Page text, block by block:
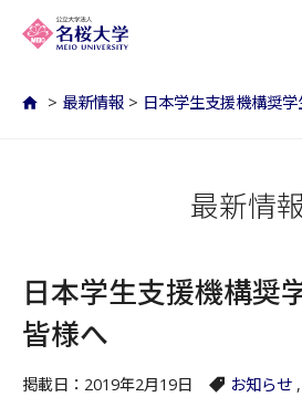
> 最新情報 > 日本学生支援機構奨
最新情報
日本学生支援機構奨
皆様へ
掲載日：2019年2月19日 お知らせ ,